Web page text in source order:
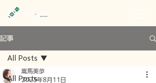
記事
All Posts
All Posts
嵩馬美歩
2025年8月11日